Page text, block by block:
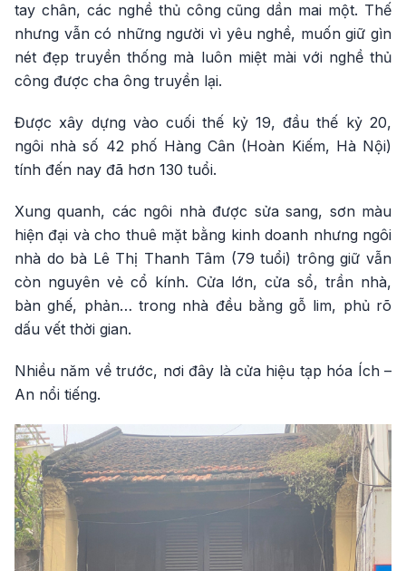
tay chân, các nghề thủ công cũng dần mai một. Thế
nhưng vẫn có những người vì yêu nghề, muốn giữ gìn
nét đẹp truyền thống mà luôn miệt mài với nghề thủ
công được cha ông truyền lại.
Được xây dựng vào cuối thế kỷ 19, đầu thế kỷ 20,
ngôi nhà số 42 phố Hàng Cân (Hoàn Kiếm, Hà Nội)
tính đến nay đã hơn 130 tuổi.
Xung quanh, các ngôi nhà được sửa sang, sơn màu
hiện đại và cho thuê mặt bằng kinh doanh nhưng ngôi
nhà do bà Lê Thị Thanh Tâm (79 tuổi) trông giữ vẫn
còn nguyên vẻ cổ kính. Cửa lớn, cửa sổ, trần nhà,
bàn ghế, phản… trong nhà đều bằng gỗ lim, phủ rõ
dấu vết thời gian.
Nhiều năm về trước, nơi đây là cửa hiệu tạp hóa Ích –
An nổi tiếng.